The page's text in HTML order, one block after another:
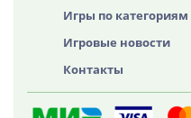
Игры по категориям
Игровые новости
Контакты